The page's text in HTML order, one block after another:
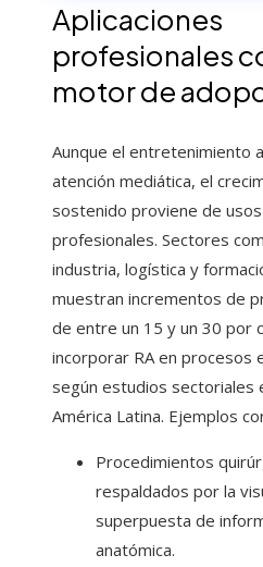
Aplicaciones
profesionales
motor de
Aunque el entretenimiento
atención mediática, el
sostenido proviene de usos
profesionales. Sectores
industria, logística y
muestran incrementos de
de entre un 15 y un 30 por
incorporar RA en procesos
según estudios sectoriales
América Latina. Ejemplos
Procedimientos
respaldados por la
superpuesta de
anatómica.